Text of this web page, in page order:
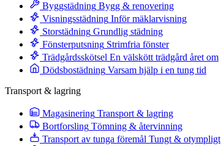
Byggstädning Bygg & renovering
Visningsstädning Inför mäklarvisning
Storstädning Grundlig städning
Fönsterputsning Strimfria fönster
Trädgårdsskötsel En välskött trädgård året om
Dödsbostädning Varsam hjälp i en tung tid
Transport & lagring
Magasinering Transport & lagring
Bortforsling Tömning & återvinning
Transport av tunga föremål Tungt & otympligt